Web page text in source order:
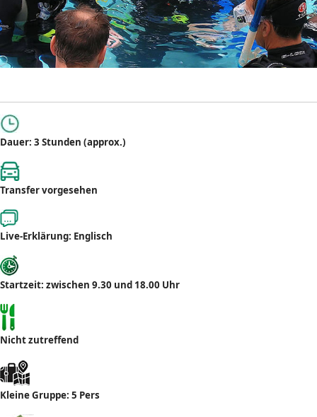
Dauer: 3 Stunden (approx.)
Transfer vorgesehen
Live-Erklärung: Englisch
Startzeit: zwischen 9.30 und 18.00 Uhr
Nicht zutreffend
Kleine Gruppe: 5 Pers